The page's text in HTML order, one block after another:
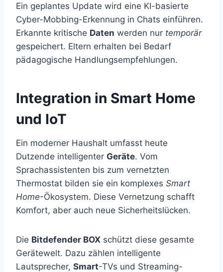
Ein geplantes Update wird eine KI-basierte
Cyber-Mobbing-Erkennung in Chats einführen.
Erkannte kritische Daten werden nur temporär
gespeichert. Eltern erhalten bei Bedarf
pädagogische Handlungsempfehlungen.
Integration in Smart Home
und IoT
Ein moderner Haushalt umfasst heute
Dutzende intelligenter Geräte. Vom
Sprachassistenten bis zum vernetzten
Thermostat bilden sie ein komplexes Smart
Home-Ökosystem. Diese Vernetzung schafft
Komfort, aber auch neue Sicherheitslücken.
Die Bitdefender BOX schützt diese gesamte
Gerätewelt. Dazu zählen intelligente
Lautsprecher, Smart-TVs und Streaming-